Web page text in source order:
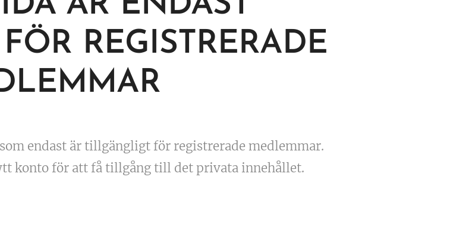
REGISTRERADE
endast är tillgängligt för registrerade medlemmar.
konto för att få tillgång till det privata innehållet.